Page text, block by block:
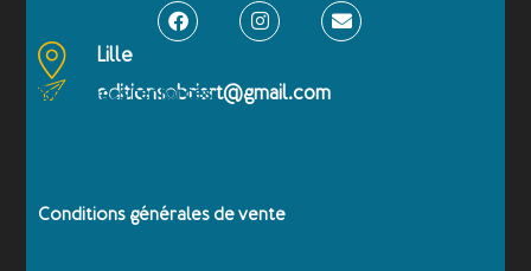
Lille
editionsobriart@gmail.com
Emballages renforcés
Conditions générales de vente